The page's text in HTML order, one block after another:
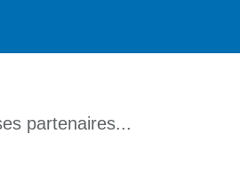
partenaires...